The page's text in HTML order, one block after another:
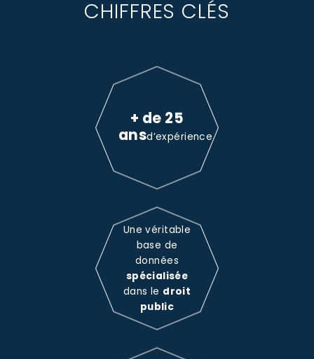
CHIFFRES CLÉS
+ de 25
ansd’expérience
Une véritable
base de
données
spécialisée
dans le droit
public